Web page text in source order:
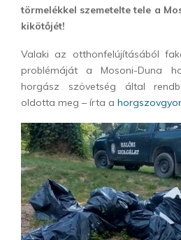
törmelékkel szemetelte tele a
kikötőjét!
Valaki az otthonfelújításából
problémáját a Mosoni-Duna
horgász szövetség által
oldotta meg – írta a